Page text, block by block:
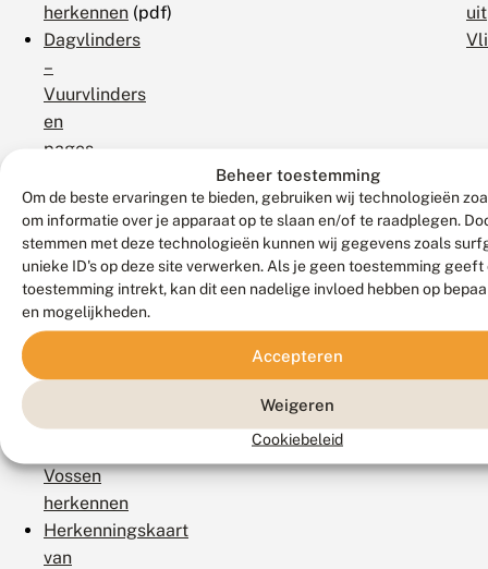
Beheer toestemming
Om de beste ervaringen te bieden, gebruiken wij technologieën
om informatie over je apparaat op te slaan en/of te raadplegen.
stemmen met deze technologieën kunnen wij gegevens zoals
unieke ID's op deze site verwerken. Als je geen toestemming geeft
toestemming intrekt, kan dit een nadelige invloed hebben op
en mogelijkheden.
Accepteren
Weigeren
Cookiebeleid
herkennen (pdf)
Dagvlinders
–
Vuurvlinders
en
pages
Dagvlinders
–
Witjes
herkennen(pdf)
Dagvlinders
Vossen
herkennen
Herkenningskaart
van
uit